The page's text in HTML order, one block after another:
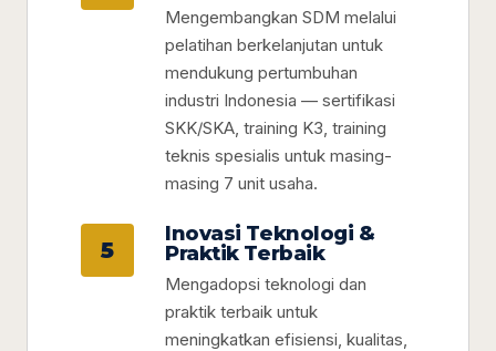
Mengembangkan SDM melalui
pelatihan berkelanjutan untuk
mendukung pertumbuhan
industri Indonesia — sertifikasi
SKK/SKA, training K3, training
teknis spesialis untuk masing-
masing 7 unit usaha.
5
Inovasi Teknologi &
Praktik Terbaik
Mengadopsi teknologi dan
praktik terbaik untuk
meningkatkan efisiensi, kualitas,